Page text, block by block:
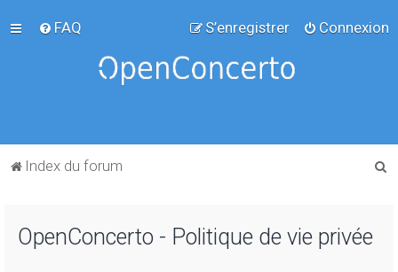
FAQ Connexion
S’enregistrer
Index du forum
OpenConcerto - Politique de vie privée